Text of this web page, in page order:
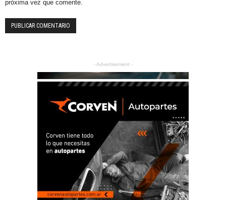
próxima vez que comente.
- Advertisement -